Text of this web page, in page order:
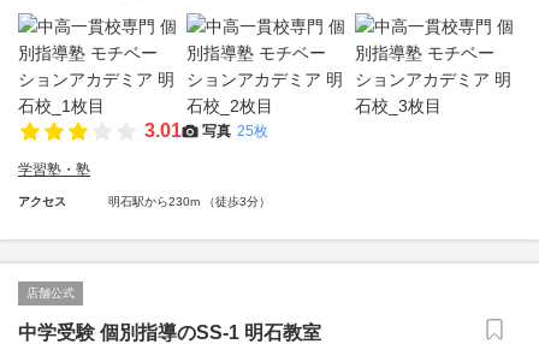
3.01 写真 25枚
学習塾・塾
アクセス 明石駅から230m （徒歩3分）
店舗公式
中学受験 個別指導のSS-1 明石教室